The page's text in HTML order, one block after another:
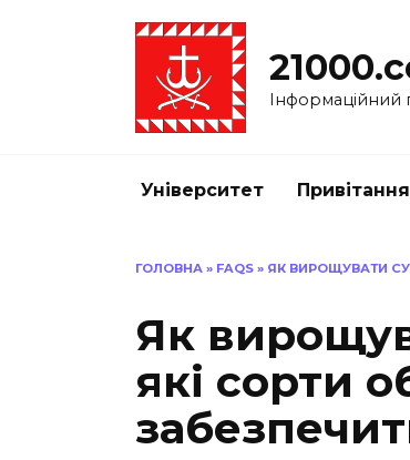
Інформаційний
Університет Привітання
ГОЛОВНА » FAQS » ЯК ВИРОЩУВАТИ
Як
які сорти